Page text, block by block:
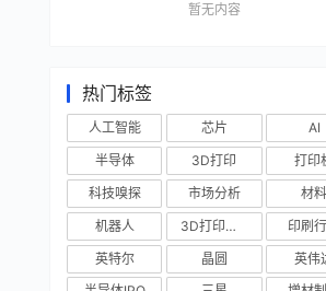
暂无内容
热门标签
人工智能 芯片
AI
半导体
3D打印
打印
科技嗅探
市场分析
材料
机器人
3D打印技术
印刷
英特尔
晶圆
英伟